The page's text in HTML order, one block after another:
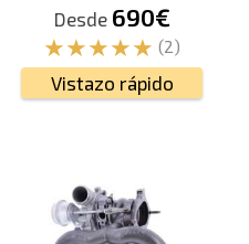
Desde 690€
(2)
Vistazo rápido